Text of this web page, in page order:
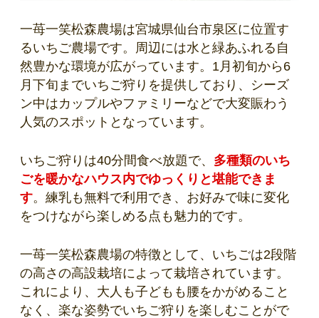
一苺一笑松森農場は宮城県仙台市泉区に位置す
るいちご農場です。周辺には水と緑あふれる自
然豊かな環境が広がっています。1月初旬から6
月下旬までいちご狩りを提供しており、シーズ
ン中はカップルやファミリーなどで大変賑わう
人気のスポットとなっています。
いちご狩りは40分間食べ放題で、 多種類のいち
ごを暖かなハウス内でゆっくりと堪能できま
す。練乳も無料で利用でき、お好みで味に変化
をつけながら楽しめる点も魅力的です。
一苺一笑松森農場の特徴として、いちごは2段階
の高さの高設栽培によって栽培されています。
これにより、大人も子どもも腰をかがめること
なく、楽な姿勢でいちご狩りを楽しむことがで